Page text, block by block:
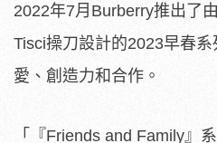
2022年7月Burberry推出了
Tisci操刀設計的2023早春
愛、創造力和合作。
「『Friends and Family』